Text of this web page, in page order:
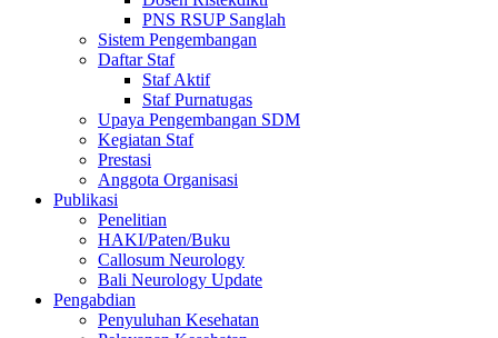
PNS RSUP Sanglah
Sistem Pengembangan
Daftar Staf
Staf Aktif
Staf Purnatugas
Upaya Pengembangan SDM
Kegiatan Staf
Prestasi
Anggota Organisasi
Publikasi
Penelitian
HAKI/Paten/Buku
Callosum Neurology
Bali Neurology Update
Pengabdian
Penyuluhan Kesehatan